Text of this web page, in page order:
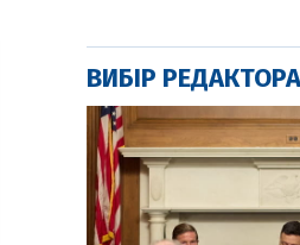
ВИБІР РЕДАКТОРА